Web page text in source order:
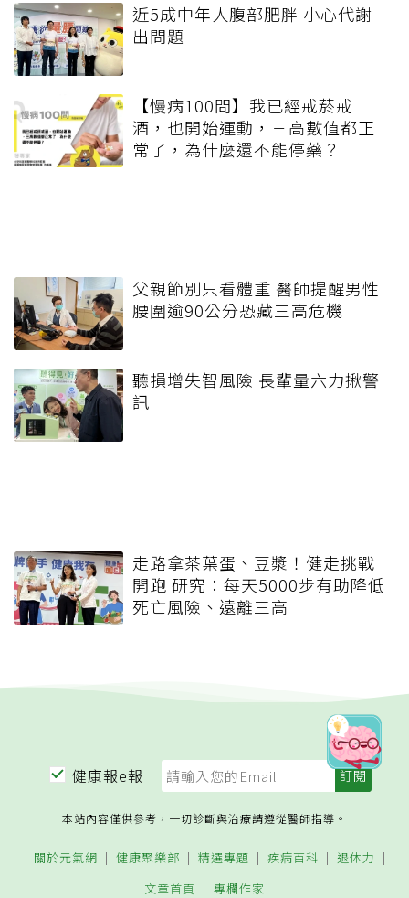
近5成中年人腹部肥胖 小心代謝
出問題
【慢病100問】我已經戒菸戒
酒，也開始運動，三高數值都正
常了，為什麼還不能停藥？
父親節別只看體重 醫師提醒男性
腰圍逾90公分恐藏三高危機
聽損增失智風險 長輩量六力揪警
訊
走路拿茶葉蛋、豆漿！健走挑戰
開跑 研究：每天5000步有助降低
死亡風險、遠離三高
健康報e報
本站內容僅供參考，一切診斷與治療請遵從醫師指導。
關於元氣網 健康聚樂部 精選專題 疾病百科
退休力
文章首頁
專欄作家